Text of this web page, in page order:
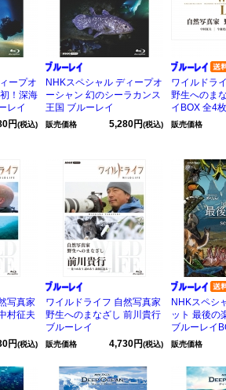
ープオ
！深海
レイ
円(税込)
NHKスペシャル ディープオ
ーシャン 幻のシーラカンス
王国 ブルーレイ
販売価格 5,280円(税込)
ワイルドラ
野生へのま
イBOX 全4枚
販売価格
写真家
村征夫
円(税込)
ワイルドライフ 自然写真家
野生へのまなざし 前川貴行
ブルーレイ
販売価格 4,730円(税込)
NHKスペシ
ット 最後の
ブルーレイ
販売価格